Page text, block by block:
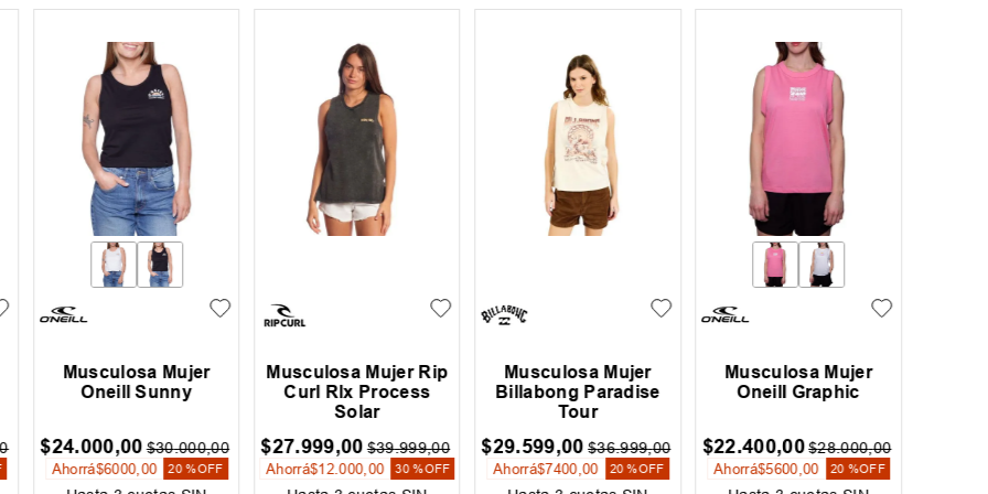
Musculosa Mujer Rip
Curl Surflite Process
$21.599,00 $35.999,00
Ahorrá$14.400,00 40 %OFF
Musculosa Niño Rip
Curl Print
$19.999,00 $24.999,00
Ahorrá$5000,00 20 %OFF
Musculosa Mujer
Oneill Sunny
$24.000,00 $30.000,00
Ahorrá$6000,00 20 %OFF
Musculosa Mujer
Oneill Sunny
$24.000,00$30.000,00
Ahorrá$6000,00 20 %OFF